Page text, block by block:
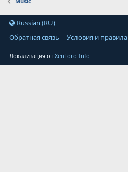
Russian (RU)
Обратная связь
Условия и правила
Локализация отXenForo.Info